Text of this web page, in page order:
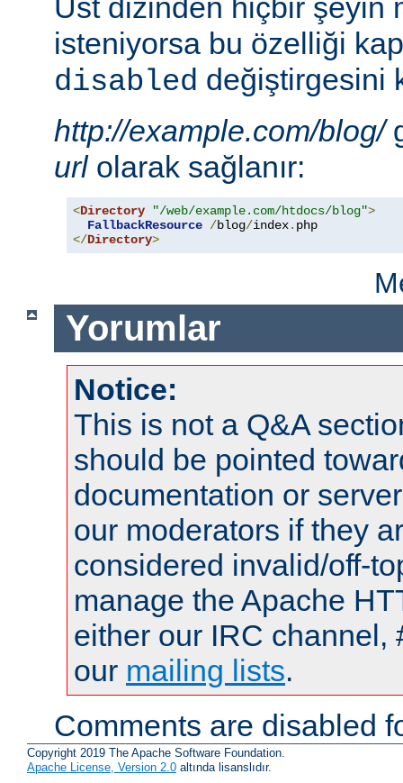
Üst dizinden hiçbir şeyin
isteniyorsa bu özelliği
disabled değiştirgesini
http://example.com/blog/
urlolarak sağlanır:
<Directory "/web/example.com/htdocs/blog">
FallbackResource /blog/index.
</Directory>
Yorumlar
Notice:
This is not a Q&A
should be pointed
documentation or
our moderators if they
considered invalid/off-
manage the Apache
either our IRC channel,
our mailing lists.
Comments are disabled
Copyright 2019 The Apache Software Foundation.
Apache License, Version 2.0 altında lisanslıdır.